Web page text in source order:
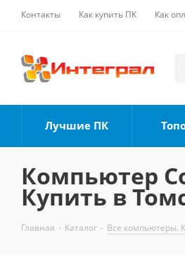
Контакты Как купить ПК Как
Лучшие ПК
Компьютер
Купить в
Главная - Каталог - Все компьютеры.